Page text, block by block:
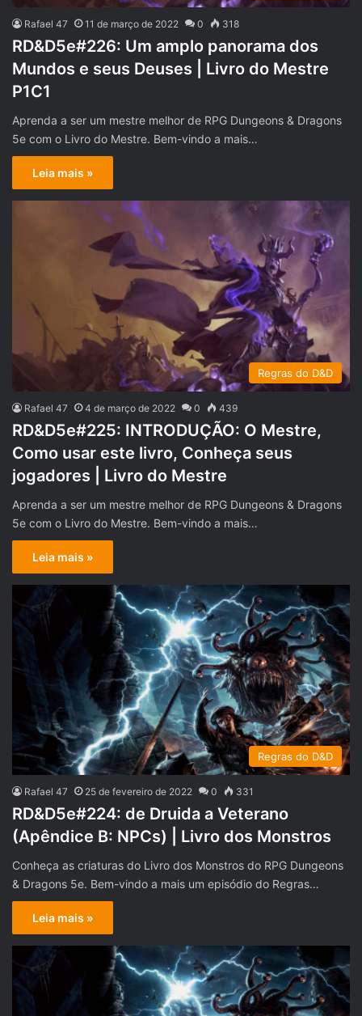
Rafael 47 11 de março de 2022 0 318
RD&D5e#226: Um amplo panorama dos
Mundos e seus Deuses | Livro do Mestre
P1C1
Aprenda a ser um mestre melhor de RPG Dungeons & Dragons
5e com o Livro do Mestre. Bem-vindo a mais…
Leia mais »
Regras do D&D
Rafael 47 4 de março de 2022 0 439
RD&D5e#225: INTRODUÇÃO: O Mestre,
Como usar este livro, Conheça seus
jogadores | Livro do Mestre
Aprenda a ser um mestre melhor de RPG Dungeons & Dragons
5e com o Livro do Mestre. Bem-vindo a mais…
Leia mais »
Regras do D&D
Rafael 47 25 de fevereiro de 2022 0 331
RD&D5e#224: de Druida a Veterano
(Apêndice B: NPCs) | Livro dos Monstros
Conheça as criaturas do Livro dos Monstros do RPG Dungeons
& Dragons 5e. Bem-vindo a mais um episódio do Regras…
Leia mais »